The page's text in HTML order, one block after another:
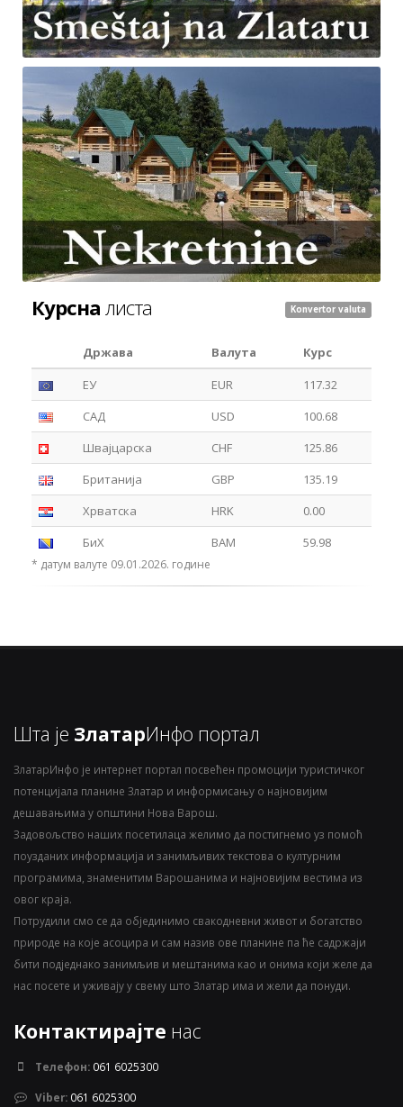
Курсна листа Konvertor valuta
Држава Валута
Курс
ЕУ
EUR
117.32
САД
USD
100.68
Швајцарска
CHF
125.86
Британија
GBP
135.19
Хрватска
HRK
0.00
БиХ
BAM 59.98
* датум валуте 09.01.2026. године
Шта је ЗлатарИнфо портал
ЗлатарИнфо је интернет портал посвећен промоцији туристичког
потенцијала планине Златар и информисању о најновијим
дешавањима у општини Нова Варош.
Задовољство наших посетилаца желимо да постигнемо уз помоћ
поузданих информација и занимљивих текстова о културним
програмима, знаменитим Варошанима и најновијим вестима из
овог краја.
Потрудили смо се да објединимо свакодневни живот и богатство
природе на које асоцира и сам назив ове планине па ће садржаји
бити подједнако занимљив и мештанима као и онима који желе да
нас посете и уживају у свему што Златар има и жели да понуди.
Контактирајте нас
Телефон: 061 6025300
Viber: 061 6025300